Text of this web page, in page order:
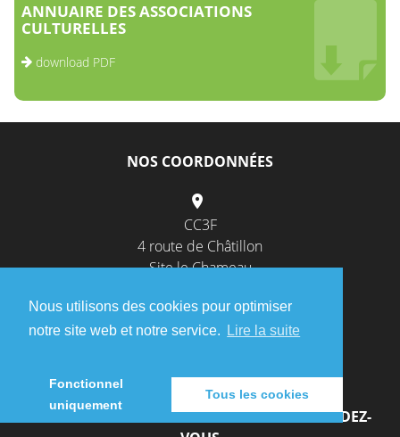
Nous utilisons des cookies pour optimiser
notre site web et notre service.
Lire la suite
Fonctionnel
uniquement
Tous les cookies
ANNUAIRE DES ASSOCIATIONS
CULTURELLES
download PDF
NOS COORDONNÉES
CC3F
4 route de Châtillon
Site le Chameau
contact@cc3f52.fr
03 25 01 38 53
HEURES D’OUVERTURE AU PUBLIC SANS RENDEZ-